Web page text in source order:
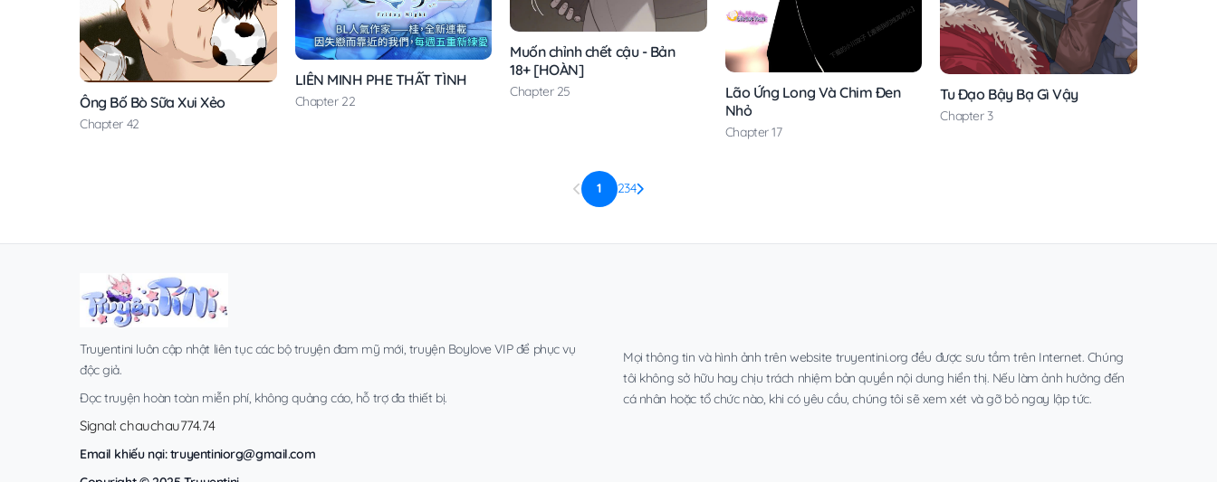
Ông Bố Bò Sữa Xui Xẻo
Chapter 42
LIÊN MINH PHE THẤT TÌNH
Chapter 22
Muốn chỉnh chết cậu - Bản
18+ [HOÀN]
Chapter 25
Lão Ứng Long Và Chim Đen
Nhỏ
Chapter 17
Tu Đạo Bậy Bạ Gì Vậy
Chapter 3
1 234
Truyentini luôn cập nhật liên tục các bộ truyện đam mỹ mới, truyện Boylove VIP để phục vụ
độc giả.
Đọc truyện hoàn toàn miễn phí, không quảng cáo, hỗ trợ đa thiết bị.
Signal: chauchau774.74
Email khiếu nại:truyentiniorg@gmail.com
Mọi thông tin và hình ảnh trên website truyentini.org đều được sưu tầm trên Internet. Chúng
tôi không sở hữu hay chịu trách nhiệm bản quyền nội dung hiển thị. Nếu làm ảnh hưởng đến
cá nhân hoặc tổ chức nào, khi có yêu cầu, chúng tôi sẽ xem xét và gỡ bỏ ngay lập tức.